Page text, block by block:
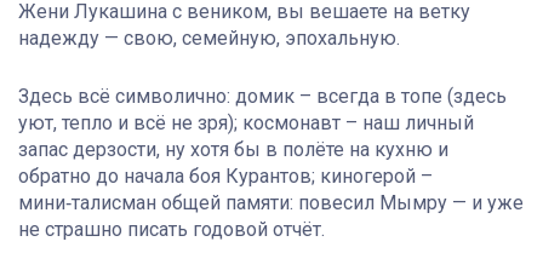
Жени Лукашина с веником, вы вешаете на ветку
надежду — свою, семейную, эпохальную.
Здесь всё символично: домик – всегда в топе (здесь
уют, тепло и всё не зря); космонавт – наш личный
запас дерзости, ну хотя бы в полёте на кухню и
обратно до начала боя Курантов; киногерой –
мини‑талисман общей памяти: повесил Мымру — и уже
не страшно писать годовой отчёт.